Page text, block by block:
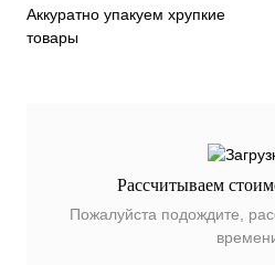
Аккуратно упакуем хрупкие
товары
Рассчитываем
Пожалуйста подождите,